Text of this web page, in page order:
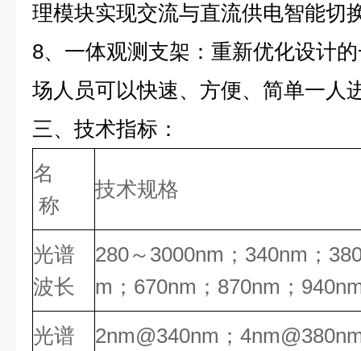
理模块实现交流与直流供电智能切
8、一体观测支架：重新优化设计
场人员可以快速、方便、简单一人
三、技术指标：
名
称
技术规格
光谱
波长
280～3000nm；340nm；
m；670nm；870nm；
光谱
2nm@340nm；